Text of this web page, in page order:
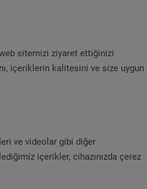
sitemizi ziyaret ettiğinizi
içeriklerin kalitesini ve size uygun
ve videolar gibi diğer
içerikler, cihazınızda çerez